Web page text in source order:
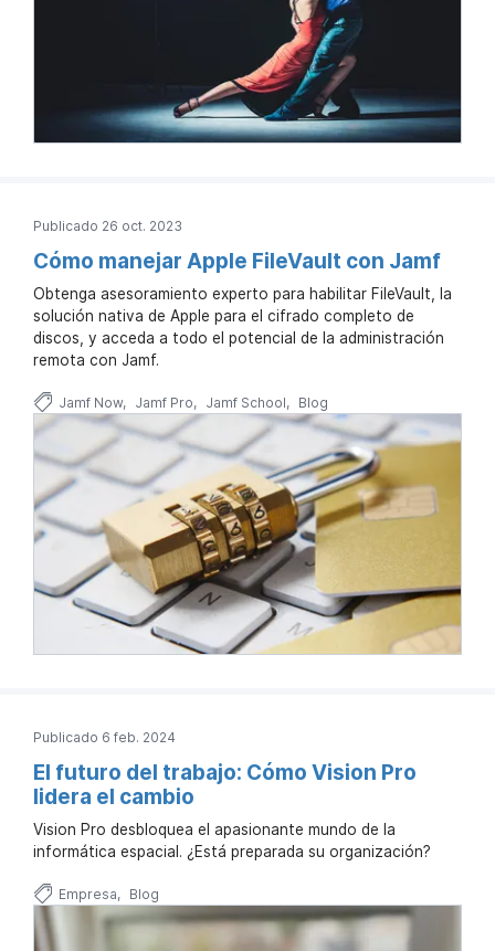
Publicado 26 oct. 2023
Cómo manejar Apple FileVault con Jamf
Obtenga asesoramiento experto para habilitar FileVault, la
solución nativa de Apple para el cifrado completo de
discos, y acceda a todo el potencial de la administración
remota con Jamf.
Jamf Now Jamf Pro Jamf School Blog
Publicado 6 feb. 2024
El futuro del trabajo: Cómo Vision Pro
lidera el cambio
Vision Pro desbloquea el apasionante mundo de la
informática espacial. ¿Está preparada su organización?
Empresa Blog